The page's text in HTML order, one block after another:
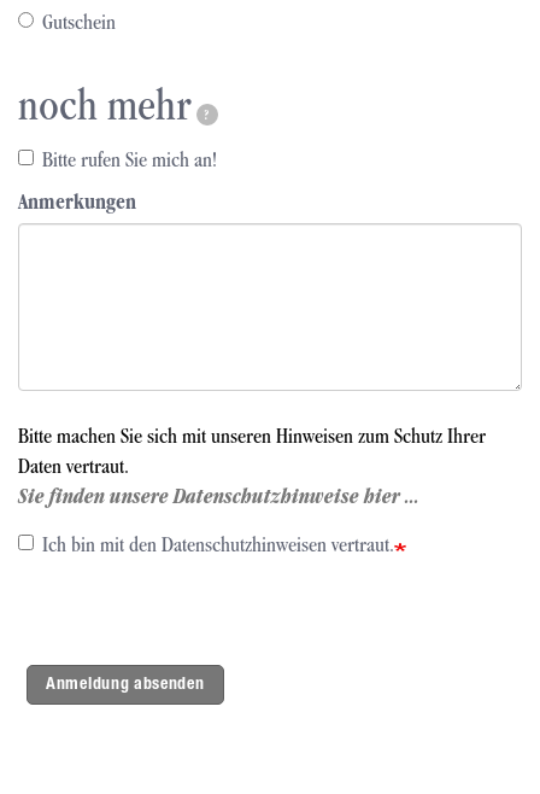
Gutschein
noch mehr ?
Bitte rufen Sie mich an!
Anmerkungen
Bitte machen Sie sich mit unseren Hinweisen zum Schutz Ihrer
Daten vertraut.
Sie finden unsere Datenschutzhinweise hier ...
Ich bin mit den Datenschutzhinweisen vertraut.
Anmeldung absenden